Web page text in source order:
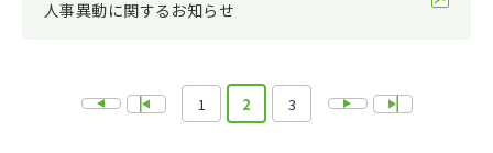
人事異動に関するお知らせ
1 2 3